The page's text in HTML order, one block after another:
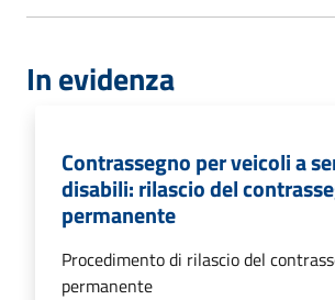
In evidenza
Contrassegno per veicoli a
disabili: rilascio del
permanente
Procedimento di rilascio del
permanente